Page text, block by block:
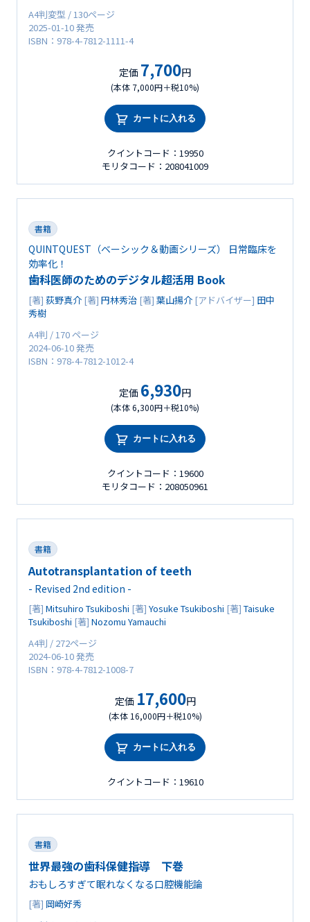
A4判変型 / 130ページ
2025-01-10 発売
ISBN：978-4-7812-1111-4
定価 7,700円
(本体 7,000円＋税10%)
カートに入れる
クイントコード：19950
モリタコード：208041009
書籍
QUINTQUEST（ベーシック＆動画シリーズ） 日常臨床を
効率化！
歯科医師のためのデジタル超活用 Book
[著] 荻野真介 [著] 円林秀治 [著] 葉山揚介 [アドバイザー] 田中
秀樹
A4判 / 170 ページ
2024-06-10 発売
ISBN：978-4-7812-1012-4
定価 6,930円
(本体 6,300円＋税10%)
カートに入れる
クイントコード：19600
モリタコード：208050961
書籍
Autotransplantation of teeth
- Revised 2nd edition -
[著] Mitsuhiro Tsukiboshi [著] Yosuke Tsukiboshi [著] Taisuke
Tsukiboshi [著] Nozomu Yamauchi
A4判 / 272ページ
2024-06-10 発売
ISBN：978-4-7812-1008-7
定価 17,600円
(本体 16,000円＋税10%)
カートに入れる
クイントコード：19610
書籍
世界最強の歯科保健指導 下巻
おもしろすぎて眠れなくなる口腔機能論
[著] 岡崎好秀